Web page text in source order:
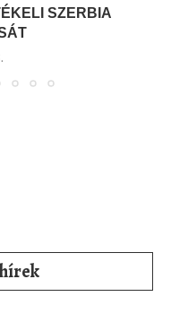
SZERBIA